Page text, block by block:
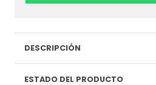
DESCRIPCIÓN
ESTADO DEL PRODUCTO